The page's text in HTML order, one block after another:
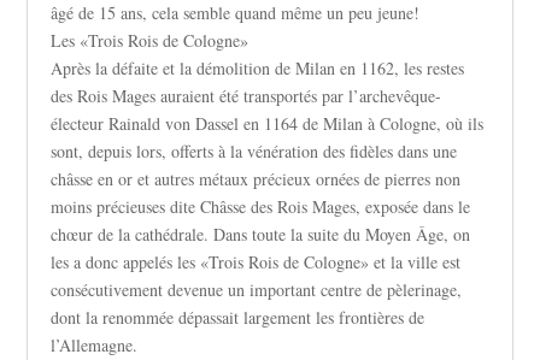
âgé de 15 ans, cela semble quand même un peu jeune!
Les «Trois Rois de Cologne»
Après la défaite et la démolition de Milan en 1162, les restes
des Rois Mages auraient été transportés par l’archevêque-
électeur Rainald von Dassel en 1164 de Milan à Cologne, où ils
sont, depuis lors, offerts à la vénération des fidèles dans une
châsse en or et autres métaux précieux ornées de pierres non
moins précieuses dite Châsse des Rois Mages, exposée dans le
chœur de la cathédrale. Dans toute la suite du Moyen Âge, on
les a donc appelés les «Trois Rois de Cologne» et la ville est
consécutivement devenue un important centre de pèlerinage,
dont la renommée dépassait largement les frontières de
l’Allemagne.